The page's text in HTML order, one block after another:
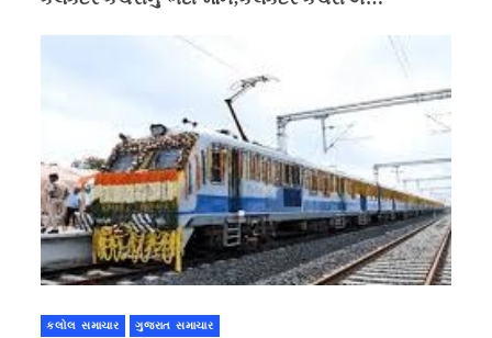
કલોલ સમાચાર ગુજરાત સમાચાર